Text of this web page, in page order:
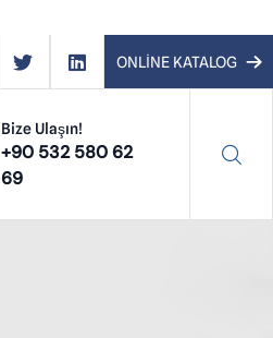
ONLİNE KATALOG
Bize Ulaşın!
+90 532 580 62
69